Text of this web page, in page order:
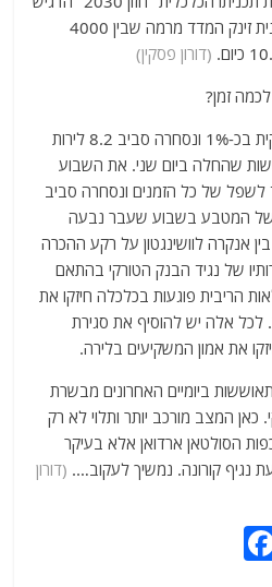
בן סלמאן כי מאז הושקה התכנית זינק המדד מרמה שבין 4000
(דורון פסקין)
זמן?
השבוע התחזקה הלירה הטורקית בכ-1% ונסחרה סביב 8.2 לירות
שהחלה ביום שני. את השבוע
של כל הזמנים ונסחרה סביב
של המטבע בשבוע שעבר נבעה
אנקרה לוושינגטון על רקע ההכרה
של נגיד הבנק הטורקי בהתאם
הריבית פוגעות בכלכלה חיזקו את
אלה יש להוסיף את סגירת
את אמון המשקיעים בלירה.
ביומיים האחרונים מבשרת
המצב מורכב יותר ותלוי לא רק
הסולטאן ארדואן אלא בעיקר
קורונה. נמשיך לעקוב…. (דורון